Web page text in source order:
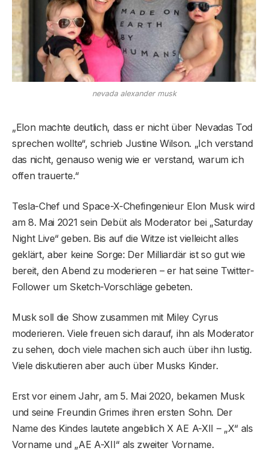
nevada alexander musk
„Elon machte deutlich, dass er nicht über Nevadas Tod
sprechen wollte“, schrieb Justine Wilson. „Ich verstand
das nicht, genauso wenig wie er verstand, warum ich
offen trauerte.“
Tesla-Chef und Space-X-Chefingenieur Elon Musk wird
am 8. Mai 2021 sein Debüt als Moderator bei „Saturday
Night Live“ geben. Bis auf die Witze ist vielleicht alles
geklärt, aber keine Sorge: Der Milliardär ist so gut wie
bereit, den Abend zu moderieren – er hat seine Twitter-
Follower um Sketch-Vorschläge gebeten.
Musk soll die Show zusammen mit Miley Cyrus
moderieren. Viele freuen sich darauf, ihn als Moderator
zu sehen, doch viele machen sich auch über ihn lustig.
Viele diskutieren aber auch über Musks Kinder.
Erst vor einem Jahr, am 5. Mai 2020, bekamen Musk
und seine Freundin Grimes ihren ersten Sohn. Der
Name des Kindes lautete angeblich X AE A-XII – „X“ als
Vorname und „AE A-XII“ als zweiter Vorname.